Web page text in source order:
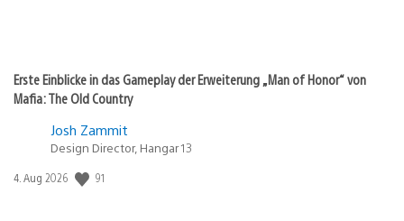
Erste Einblicke in das Gameplay der Erweiterung „Man of Honor“ von
Mafia: The Old Country
Josh Zammit
Design Director, Hangar 13
Veröffentlichungsdatum:
4. Aug 2026 91